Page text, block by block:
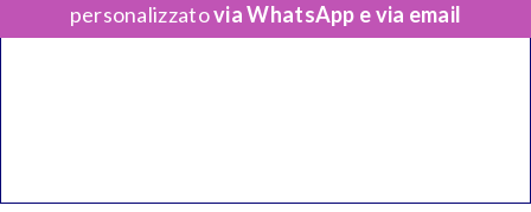
personalizzatovia WhatsApp e via email